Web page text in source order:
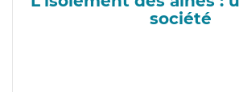
société